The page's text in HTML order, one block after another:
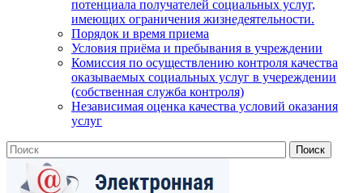
потенциала получателей социальных услуг,
имеющих ограничения жизнедеятельности.
Порядок и время приема
Условия приёма и пребывания в учреждении
Комиссия по осуществлению контроля качества
оказываемых социальных услуг в учереждении
(собственная служба контроля)
Независимая оценка качества условий оказания
услуг